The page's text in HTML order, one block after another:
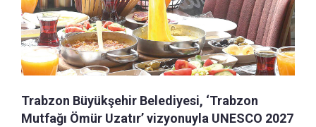
Trabzon Büyükşehir Belediyesi, ‘Trabzon
Mutfağı Ömür Uzatır’ vizyonuyla UNESCO 2027